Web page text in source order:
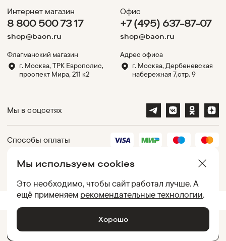
Мы используем cookies
Это необходимо, чтобы сайт работал лучше. А
ещё применяем рекомендательные технологии.
Хорошо
Интернет магазин
8 800 500 73 17
shop@baon.ru
Флагманский магазин
г. Москва, ТРК Европолис,
проспект Мира, 211 к2
Офис
+7 (495) 637-87-07
shop@baon.ru
Адрес офиса
г. Москва, Дербеневская
набережная 7,стр. 9
Мы в соцсетях
Способы оплаты
Партнеры
UID:050012AC5D49796A82004DB50283380C
8d0e98ccc583